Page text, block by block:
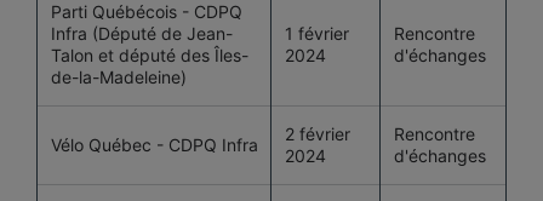
Parti Québécois - CDPQ
Infra (Député de Jean-
Talon et député des Îles-
de-la-Madeleine)
1 février
2024
Rencontre
d'échanges
Vélo Québec - CDPQ Infra
2 février
2024
Rencontre
d'échanges